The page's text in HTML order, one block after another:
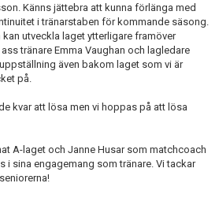
Känns jättebra att kunna förlänga med
i tränarstaben för kommande säsong.
utveckla laget ytterligare framöver
tränare Emma Vaughan och lagledare
även bakom laget som vi är
på.
kvar att lösa men vi hoppas på att lösa
A-laget och Janne Husar som matchcoach
i sina engagemang som tränare. Vi tackar